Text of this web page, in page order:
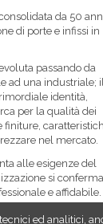
da 50
di porte e infissi in
passando da
ad una industriale;
identità,
per la qualità dei
finiture,
nel mercato.
alle esigenze del
si conferma
e affidabile.
ed analitici,